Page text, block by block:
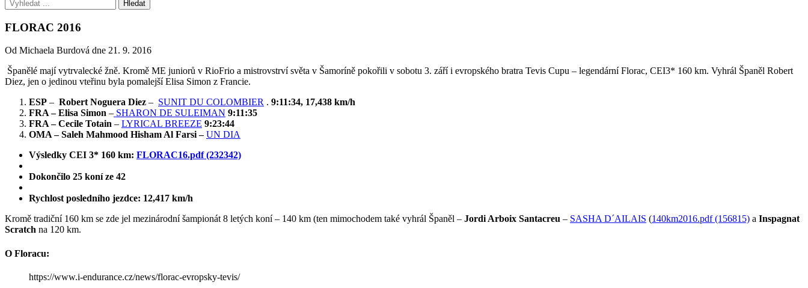
FLORAC 2016
Od Michaela Burdová dne 21. 9. 2016
Španělé mají vytrvalecké žně. Kromě ME juniorů v RioFrio a mistrovstrví světa v Šamoríně pokořili v sobotu 3. září i evropského bratra Tevis Cupu – legendární Florac, CEI3* 160 km. Vyhrál Španěl Robert
Diez, jen o jedinou vteřinu byla pomalejší Elisa Simon z Francie.
ESP – Robert Noguera Diez – SUNIT DU COLOMBIER . 9:11:34, 17,438 km/h
FRA – Elisa Simon – SHARON DE SULEIMAN 9:11:35
FRA – Cecile Totain – LYRICAL BREEZE 9:23:44
OMA – Saleh Mahmood Hisham Al Farsi –UN DIA
Výsledky CEI 3* 160 km: FLORAC16.pdf (232342)
Dokončilo 25 koní ze 42
Rychlost posledního jezdce: 12,417 km/h
Kromě tradiční 160 km se zde jel mezinárodní šampionát 8 letých koní – 140 km (ten mimochodem také vyhrál Španěl – Jordi Arboix Santacreu – SASHA D´AILAIS (140km2016.pdf (156815) a Inspagnat
Scratch na 120 km.
O Floracu:
https://www.i-endurance.cz/news/florac-evropsky-tevis/